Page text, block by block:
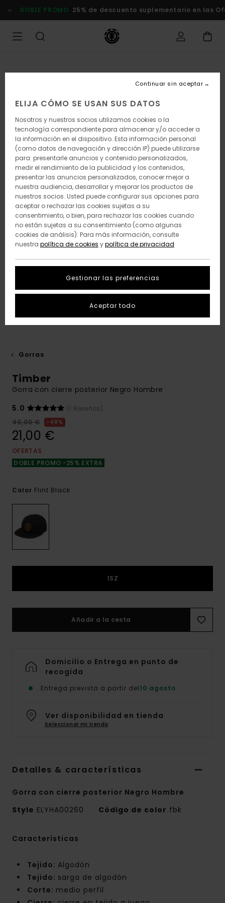
la
DOBLE PROMO 25% de descuento suplementario en las
Gorras
Timber
Gorra con cierre posterior Negro Hombre
5.0
(1 Reseñas)
40,00 €
48%
21,00 €
OFERTAS
DOBLE PROMO -25% EXTRA
Color Flint Black
1SZ
Añadir a la cesta
Domicilio o Entrega en punto de
recogida
Entrega prevista a partir del10 agosto
Ver disponibilidad en tienda
Seleccionar mi tienda
Detalles & características
Gorra con cierre posterior Negro Hombre
Style ELYHA00260 Código de color fbk
Características
Tejido: Algodón
Tejido: sarga de algodón
Corte: medio perfil
ELIJA CÓMO SE USAN SUS DATOS
Nosotros y nuestros socios utilizamos cookies o la
tecnología correspondiente para almacenar y/o acceder a
la información en el dispositivo. Esta información personal
(como datos de navegación y dirección IP) puede utilizarse
para: presentarle anuncios y contenido personalizados,
medir el rendimiento de la publicidad y los contenidos,
presentar las anuncios personalizados, conocer mejor a
nuestra audiencia, desarrollar y mejorar los productos de
nuestros socios. Usted puede configurar sus opciones para
aceptar o rechazar las cookies sujetas a su
consentimiento, o bien, para rechazar las cookies cuando
no están sujetas a su consentimiento (como algunas
cookies de análisis). Para más información, consulte
nuestra política de cookies ypolítica de privacidad
Gestionar las preferencias
Continuar sin aceptar
Aceptar todo